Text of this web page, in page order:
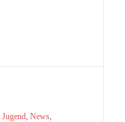
Jugend, News,